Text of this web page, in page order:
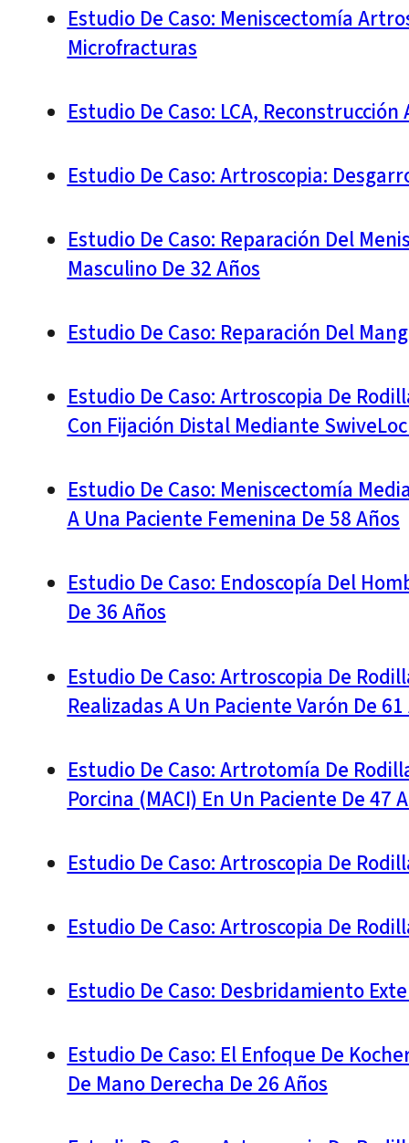
Estudio De Caso: Meniscectomía
Microfracturas
Estudio De Caso: LCA,
Estudio De Caso: Artroscopia:
Estudio De Caso: Reparación Del
Masculino De 32 Años
Estudio De Caso: Reparación Del
Estudio De Caso: Artroscopia De
Con Fijación Distal Mediante
Estudio De Caso: Meniscectomía
A Una Paciente Femenina De 58 Años
Estudio De Caso: Endoscopía Del
De 36 Años
Estudio De Caso: Artroscopia De
Realizadas A Un Paciente Varón De 61
Estudio De Caso: Artrotomía De
Porcina (MACI) En Un Paciente De 47
Estudio De Caso: Artroscopia De
Estudio De Caso: Artroscopia De
Estudio De Caso: Desbridamiento
Estudio De Caso: El Enfoque De
De Mano Derecha De 26 Años